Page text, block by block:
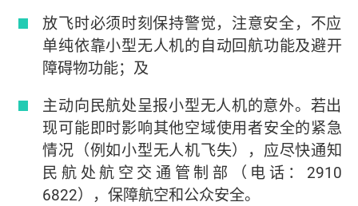
放飞时必须时刻保持警觉，注意安全，不应
单纯依靠小型无人机的自动回航功能及避开
障碍物功能；及
主动向民航处呈报小型无人机的意外。若出
现可能即时影响其他空域使用者安全的紧急
情况（例如小型无人机飞失），应尽快通知
民航处航空交通管制部（电话：2910
6822），保障航空和公众安全。